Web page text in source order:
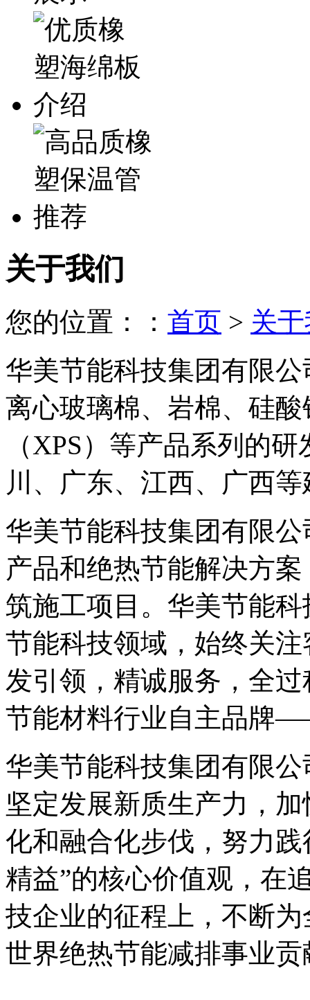
关于我们
您的位置：： 首页 > 关
华美节能科技集团有限
离心玻璃棉、岩棉、硅
（XPS）等产品系列的
川、广东、江西、广西
华美节能科技集团有限
产品和绝热节能解决方
筑施工项目。华美节能
节能科技领域，始终关
发引领，精诚服务，全
节能材料行业自主品牌
华美节能科技集团有限
坚定发展新质生产力，
化和融合化步伐，努力
精益”的核心价值观，在
技企业的征程上，不断
世界绝热节能减排事业